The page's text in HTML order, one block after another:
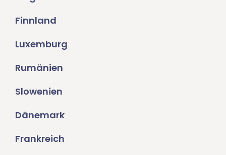
Finnland
Luxemburg
Rumänien
Slowenien
Dänemark
Frankreich